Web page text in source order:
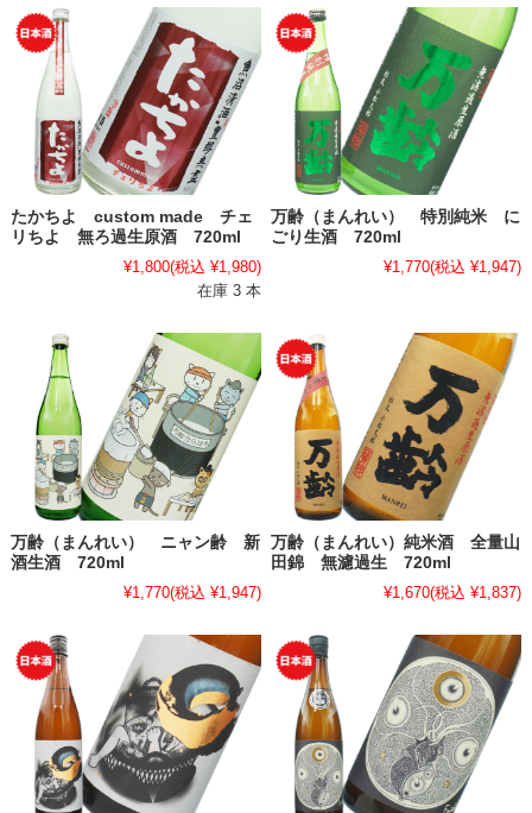
たかちよ custom made チェ
リちよ 無ろ過生原酒 720ml
¥1,800(税込 ¥1,980)
在庫 3 本
万齢（まんれい） 特別純米 に
ごり生酒 720ml
¥1,770(税込 ¥1,947)
万齢（まんれい） ニャン齢 新
酒生酒 720ml
¥1,770(税込 ¥1,947)
万齢（まんれい）純米酒 全量山
田錦 無濾過生 720ml
¥1,670(税込 ¥1,837)